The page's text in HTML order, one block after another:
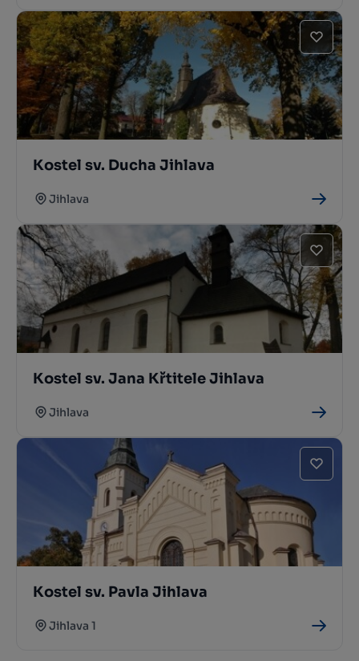
Kostel sv. Ducha Jihlava
Jihlava
Kostel sv. Jana Křtitele Jihlava
Jihlava
Kostel sv. Pavla Jihlava
Jihlava 1